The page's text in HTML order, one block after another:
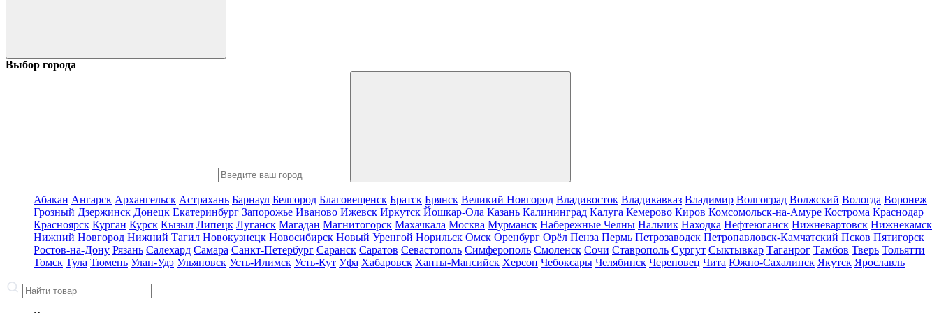
Выбор города
Абакан Ангарск Архангельск Астрахань Барнаул Белгород Благовещенск Братск Брянск Великий Новгород Владивосток Владикавказ Владимир Волгоград Волжский Вологда Воронеж
Грозный Дзержинск Донецк Екатеринбург Запорожье Иваново Ижевск Иркутск Йошкар-Ола Казань Калининград Калуга Кемерово Киров Комсомольск-на-Амуре Кострома Краснодар
Красноярск Курган Курск Кызыл Липецк Луганск Магадан Магнитогорск Махачкала Москва Мурманск Набережные Челны Нальчик Находка Нефтеюганск Нижневартовск Нижнекамск
Нижний Новгород Нижний Тагил Новокузнецк Новосибирск Новый Уренгой Норильск Омск Оренбург Орёл Пенза Пермь Петрозаводск Петропавловск-Камчатский Псков Пятигорск
Ростов-на-Дону Рязань Салехард Самара Санкт-Петербург Саранск Саратов Севастополь Симферополь Смоленск Сочи Ставрополь Сургут Сыктывкар Таганрог Тамбов Тверь Тольятти
Томск Тула Тюмень Улан-Удэ Ульяновск Усть-Илимск Усть-Кут Уфа Хабаровск Ханты-Мансийск Херсон Чебоксары Челябинск Череповец Чита Южно-Сахалинск Якутск Ярославль